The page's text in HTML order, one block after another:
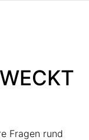
Fragen rund